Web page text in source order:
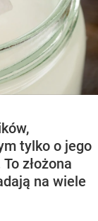
tylko o jego
złożona
na wiele